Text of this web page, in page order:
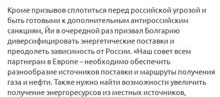
Кроме призывов сплотиться перед российской угрозой и
быть готовыми к дополнительным антироссийским
санкциям, Йи в очередной раз призвал Болгарию
диверсифицировать энергетические поставки и
преодолеть зависимость от России. «Наш совет всем
партнерам в Европе – необходимо обеспечить
разнообразие источников поставки и маршруты получения
газа и нефти. Также нужно найти возможности увеличить
получение энергоресурсов из местных источников,